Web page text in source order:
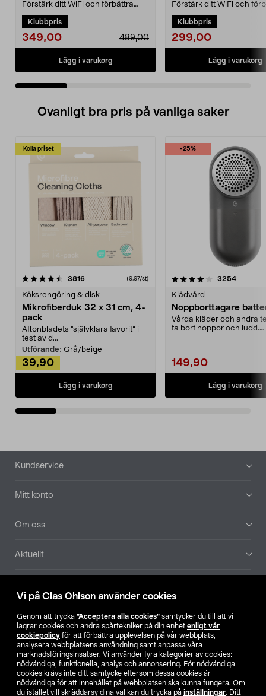
Vi på Clas Ohlson använder cookies
Genom att trycka ”Acceptera alla cookies” samtycker du till att vi
lagrar cookies och andra spårtekniker på din enhet enligt vår
cookiepolicy för att förbättra upplevelsen på vår webbplats,
analysera webbplatsens användning samt anpassa våra
marknadsföringsinsatser. Vi använder fyra kategorier av cookies:
nödvändiga, funktionella, analys och annonsering. För nödvändiga
cookies krävs inte ditt samtycke eftersom dessa cookies är
nödvändiga för att innehållet på webbplatsen ska kunna fungera. Om
du istället vill skräddarsy dina val kan du trycka på inställningar. Ditt
Förstärk ditt WiFi och förbättra
datorer, surfplatto...
Klubbpris
349,00 489,00
Lägg i varukorg
Förstärk ditt WiFi och
datorer, surfplatto...
Klubbpris
299,00
Lägg i varukorg
Ovanligt bra pris på vanliga saker
Kolla priset
3816recensioner (9,97/st)
Köksrengöring & disk
Mikrofiberduk 32 x 31 cm, 4-
pack
Aftonbladets "självklara favorit” i
test av d...
Utförande: Grå/beige
39,90
Lägg i varukorg
-25%
4.0av 5 stjärnor 3254
Klädvård
Noppborttagare
Vårda kläder och andra
ta bort noppor och ludd.
149,90
Lägg i varukorg
4.5av 5 stjärnor
Sidfot
Kundservice
Mitt konto
Om oss
Aktuellt
Hitta butik
SE NO FI